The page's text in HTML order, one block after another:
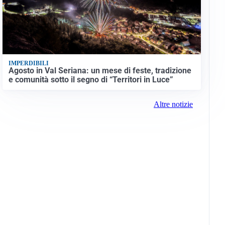
IMPERDIBILI
Agosto in Val Seriana: un mese di feste, tradizione
e comunità sotto il segno di “Territori in Luce”
Altre notizie